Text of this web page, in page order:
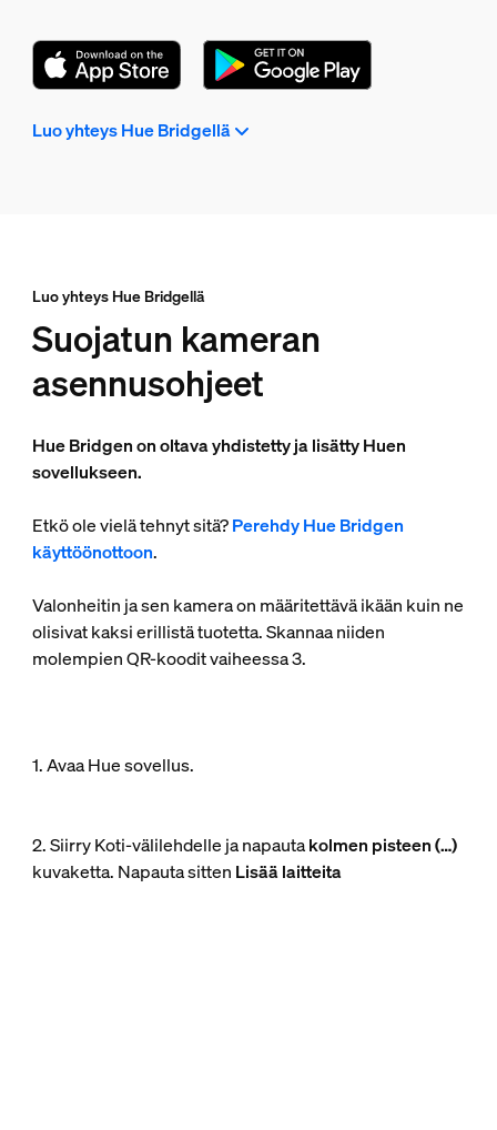
Luo yhteys Hue Bridgellä
Luo yhteys Hue Bridgellä
Suojatun kameran
asennusohjeet
Hue Bridgen on oltava yhdistetty ja lisätty Huen
sovellukseen.
Etkö ole vielä tehnyt sitä?Perehdy Hue Bridgen
käyttöönottoon.
Valonheitin ja sen kamera on määritettävä ikään kuin ne
olisivat kaksi erillistä tuotetta. Skannaa niiden
molempien QR-koodit vaiheessa 3.
1. Avaa Hue sovellus.
2. Siirry Koti-välilehdelle ja napautakolmen pisteen (…)
kuvaketta. Napauta sitten Lisää laitteita